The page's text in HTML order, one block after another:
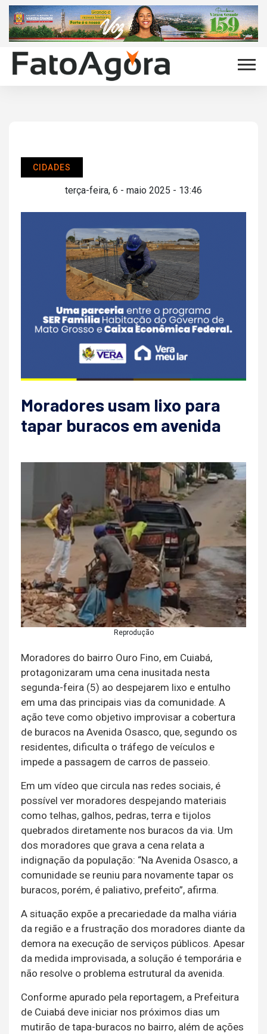
CIDADES
terça-feira, 6 - maio 2025 - 13:46
Moradores usam lixo para
tapar buracos em avenida
Reprodução
Moradores do bairro Ouro Fino, em Cuiabá,
protagonizaram uma cena inusitada nesta
segunda-feira (5) ao despejarem lixo e entulho
em uma das principais vias da comunidade. A
ação teve como objetivo improvisar a cobertura
de buracos na Avenida Osasco, que, segundo os
residentes, dificulta o tráfego de veículos e
impede a passagem de carros de passeio.
Em um vídeo que circula nas redes sociais, é
possível ver moradores despejando materiais
como telhas, galhos, pedras, terra e tijolos
quebrados diretamente nos buracos da via. Um
dos moradores que grava a cena relata a
indignação da população: “Na Avenida Osasco, a
comunidade se reuniu para novamente tapar os
buracos, porém, é paliativo, prefeito”, afirma.
A situação expõe a precariedade da malha viária
da região e a frustração dos moradores diante da
demora na execução de serviços públicos. Apesar
da medida improvisada, a solução é temporária e
não resolve o problema estrutural da avenida.
Conforme apurado pela reportagem, a Prefeitura
de Cuiabá deve iniciar nos próximos dias um
mutirão de tapa-buracos no bairro, além de ações